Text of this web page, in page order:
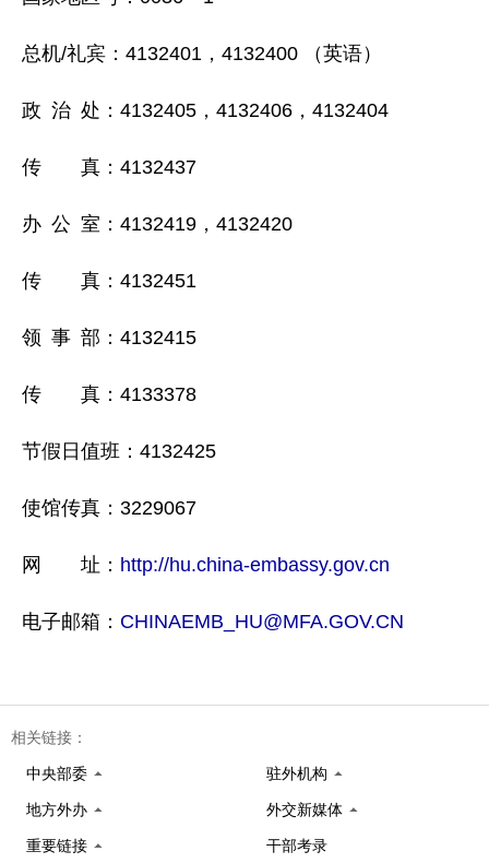
总机/礼宾：4132401，4132400 （英语）
政 治 处：4132405，4132406，4132404
传 真：4132437
办 公 室：4132419，4132420
传 真：4132451
领 事 部：4132415
传 真：4133378
节假日值班：4132425
使馆传真：3229067
网 址： http://hu.china-embassy.gov.cn
电子邮箱： CHINAEMB_HU@MFA.GOV.CN
相关链接：
中央部委 驻外机构
地方外办 外交新媒体
重要链接 干部考录